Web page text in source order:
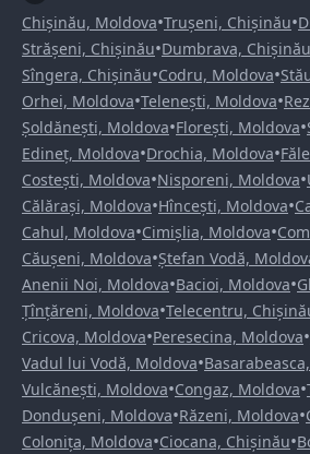
Chișinău, Moldova•Trușeni, Chișinău•
Strășeni, Chișinău•Dumbrava, Chișinău
Sîngera, Chișinău•Codru, Moldova•
Orhei, Moldova•Telenești, Moldova•
Șoldănești, Moldova•Florești, Moldova•
Edineț, Moldova•Drochia, Moldova•
Costești, Moldova•Nisporeni, Moldova•
Călărași, Moldova•Hîncești, Moldova•
Cahul, Moldova•Cimișlia, Moldova•
Căușeni, Moldova•Ștefan Vodă,
Anenii Noi, Moldova•Bacioi, Moldova•
Țînțăreni, Moldova•Telecentru,
Cricova, Moldova•Peresecina, Moldova•
Vadul lui Vodă, Moldova•
Vulcănești, Moldova•Congaz, Moldova•
Dondușeni, Moldova•Răzeni, Moldova•
Colonița, Moldova•Ciocana, Chișinău•